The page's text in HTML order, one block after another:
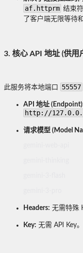
af.httprm 结束
了客户端无限等待
3. 核心 API 地址 (供用
此服务将本地端口 55557
API 地址
http://
请求模型 (Model
Headers: 无需特殊
Key: 无需 API Key。